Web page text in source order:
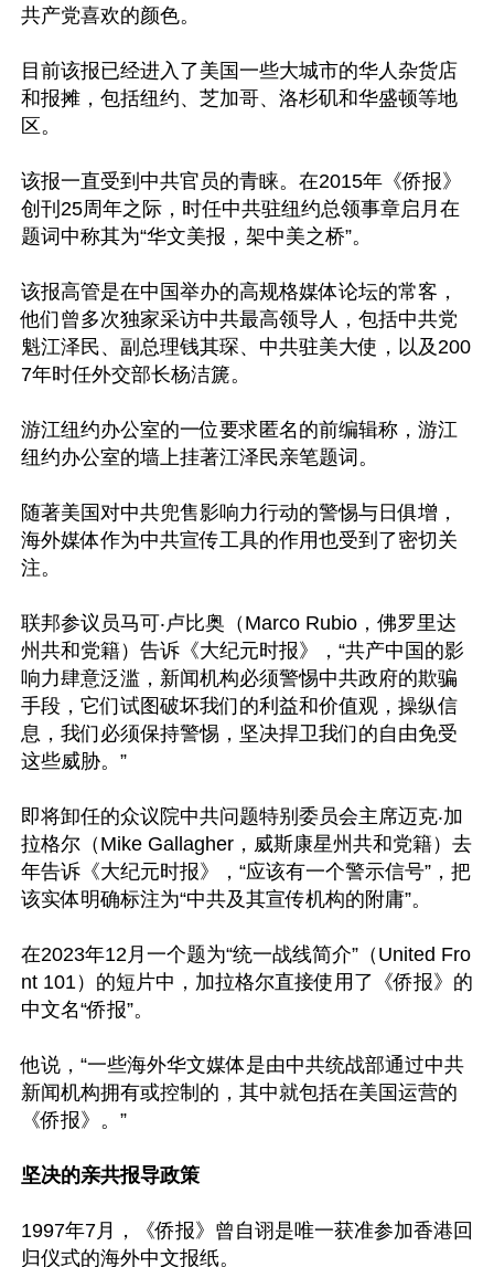
共产党喜欢的颜色。
目前该报已经进入了美国一些大城市的华人杂货店
和报摊，包括纽约、芝加哥、洛杉矶和华盛顿等地
区。
该报一直受到中共官员的青睐。在2015年《侨报》
创刊25周年之际，时任中共驻纽约总领事章启月在
题词中称其为“华文美报，架中美之桥”。
该报高管是在中国举办的高规格媒体论坛的常客，
他们曾多次独家采访中共最高领导人，包括中共党
魁江泽民、副总理钱其琛、中共驻美大使，以及200
7年时任外交部长杨洁篪。
游江纽约办公室的一位要求匿名的前编辑称，游江
纽约办公室的墙上挂著江泽民亲笔题词。
随著美国对中共兜售影响力行动的警惕与日俱增，
海外媒体作为中共宣传工具的作用也受到了密切关
注。
联邦参议员马可‧卢比奥（Marco Rubio，佛罗里达
州共和党籍）告诉《大纪元时报》，“共产中国的影
响力肆意泛滥，新闻机构必须警惕中共政府的欺骗
手段，它们试图破坏我们的利益和价值观，操纵信
息，我们必须保持警惕，坚决捍卫我们的自由免受
这些威胁。”
即将卸任的众议院中共问题特别委员会主席迈克‧加
拉格尔（Mike Gallagher，威斯康星州共和党籍）去
年告诉《大纪元时报》，“应该有一个警示信号”，把
该实体明确标注为“中共及其宣传机构的附庸”。
在2023年12月一个题为“统一战线简介”（United Fro
nt 101）的短片中，加拉格尔直接使用了《侨报》的
中文名“侨报”。
他说，“一些海外华文媒体是由中共统战部通过中共
新闻机构拥有或控制的，其中就包括在美国运营的
《侨报》。”
坚决的亲共报导政策
1997年7月，《侨报》曾自诩是唯一获准参加香港回
归仪式的海外中文报纸。